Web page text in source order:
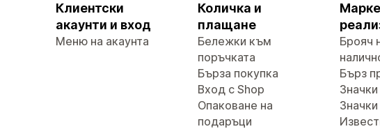
Клиентски
акаунти и вход
Меню на акаунта
Количка и
плащане
Бележки към
поръчката
Бърза покупка
Вход с Shop
Опаковане на
подаръци
Брояч
Бърз